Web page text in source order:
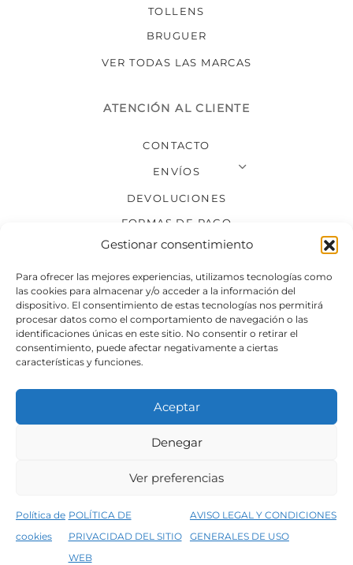
Gestionar consentimiento
Para ofrecer las mejores experiencias, utilizamos tecnologías como
las cookies para almacenar y/o acceder a la información del
dispositivo. El consentimiento de estas tecnologías nos permitirá
procesar datos como el comportamiento de navegación o las
identificaciones únicas en este sitio. No consentir o retirar el
consentimiento, puede afectar negativamente a ciertas
características y funciones.
Aceptar
Denegar
Ver preferencias
Política de
cookies
POLÍTICA DE
PRIVACIDAD DEL SITIO
WEB
AVISO LEGAL Y CONDICIONES
GENERALES DE USO
5% de descuento en tu primera compra, utiliza el código PRIMERACOMPRA
TOLLENS
BRUGUER
VER TODAS LAS MARCAS
ATENCIÓN AL CLIENTE
CONTACTO
ENVÍOS
DEVOLUCIONES
FORMAS DE PAGO
SÍGUENOS
Condiciones generales de venta
Política de privacidad del sitio web
©2026 Decopintur- todos los derechos